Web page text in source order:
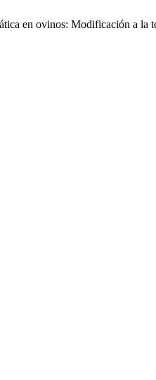
en ovinos: Modificación a la